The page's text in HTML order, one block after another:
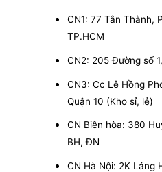
CN1: 77 Tân Thành,
TP.HCM
CN2: 205 Đường số
CN3: Cc Lê Hồng
Quận 10 (Kho sỉ, lẻ)
CN Biên hòa: 380
BH, ĐN
CN Hà Nội: 2K Láng